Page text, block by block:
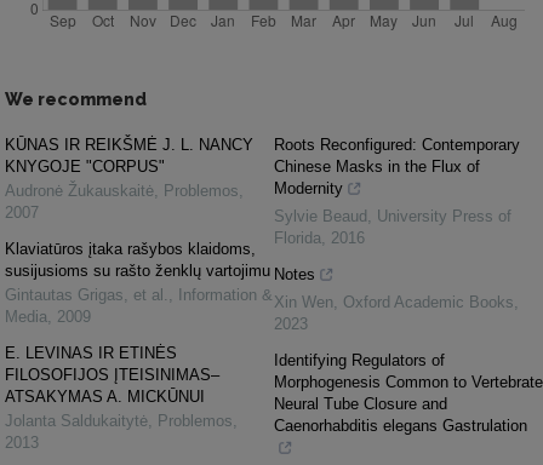
We recommend
KŪNAS IR REIKŠMĖ J. L. NANCY
KNYGOJE "CORPUS"
Audronė Žukauskaitė, Problemos,
2007
Klaviatūros įtaka rašybos klaidoms,
susijusioms su rašto ženklų vartojimu
Gintautas Grigas, et al. ,
Information &
Media, 2009
E. LEVINAS IR ETINĖS
FILOSOFIJOS ĮTEISINIMAS–
ATSAKYMAS A. MICKŪNUI
Jolanta Saldukaitytė, Problemos,
2013
Roots Reconfigured: Contemporary
Chinese Masks in the Flux of
Modernity
Sylvie Beaud , University Press of
Florida, 2016
Notes
Xin Wen, Oxford Academic Books,
2023
Identifying Regulators of
Morphogenesis Common to Vertebrate
Neural Tube Closure and
Caenorhabditis elegans Gastrulation